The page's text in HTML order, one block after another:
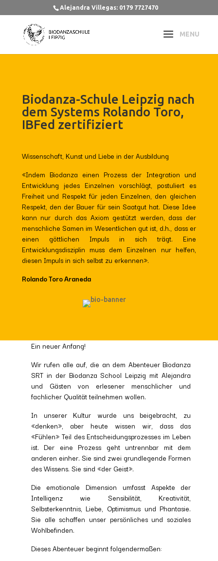
Alejandra Villegas: 0179 7727470
Biodanza-Schule Leipzig nach
dem Systems Rolando Toro,
IBFed zertifiziert
Wissenschaft, Kunst und Liebe in der Ausbildung
«Indem Biodanza einen Prozess der Integration und
Entwicklung jedes Einzelnen vorschlägt, postuliert es
Freiheit und Respekt für jeden Einzelnen, den gleichen
Respekt, den der Bauer für sein Saatgut hat. Diese Idee
kann nur durch das Axiom gestützt werden, dass der
menschliche Samen im Wesentlichen gut ist, d.h., dass er
einen göttlichen Impuls in sich trägt. Eine
Entwicklungsdisziplin muss dem Einzelnen nur helfen,
diesen Impuls in sich selbst zu erkennen».
Rolando Toro Araneda
Ein neuer Anfang!
Wir rufen alle auf, die an dem Abenteuer Biodanza
SRT in der Biodanza School Leipzig mit Alejandra
und Gästen von erlesener menschlicher und
fachlicher Qualität teilnehmen wollen.
In unserer Kultur wurde uns beigebracht, zu
«denken», aber heute wissen wir, dass das
«Fühlen» Teil des Entscheidungsprozesses im Leben
ist. Der eine Prozess geht untrennbar mit dem
anderen einher. Sie sind zwei grundlegende Formen
des Wissens. Sie sind «der Geist».
Die emotionale Dimension umfasst Aspekte der
Intelligenz wie Sensibilität, Kreativität,
Selbsterkenntnis, Liebe, Optimismus und Phantasie.
Sie alle schaffen unser persönliches und soziales
Wohlbefinden.
Dieses Abenteuer beginnt folgendermaßen: